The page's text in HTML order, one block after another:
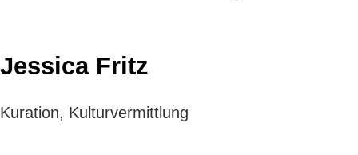
Jessica Fritz
Kuration, Kulturvermittlung